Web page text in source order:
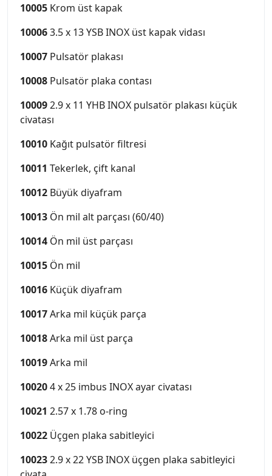
10005 Krom üst kapak
100063.5 x 13 YSB INOX üst kapak vidası
10007 Pulsatör plakası
10008 Pulsatör plaka contası
100092.9 x 11 YHB INOX pulsatör plakası küçük
civatası
10010 Kağıt pulsatör filtresi
10011 Tekerlek, çift kanal
10012 Büyük diyafram
10013 Ön mil alt parçası (60/40)
10014 Ön mil üst parçası
10015 Ön mil
10016 Küçük diyafram
10017Arka mil küçük parça
10018Arka mil üst parça
10019Arka mil
100204 x 25 imbus INOX ayar civatası
10021 2.57 x 1.78 o-ring
10022 Üçgen plaka sabitleyici
100232.9 x 22 YSB INOX üçgen plaka sabitleyici